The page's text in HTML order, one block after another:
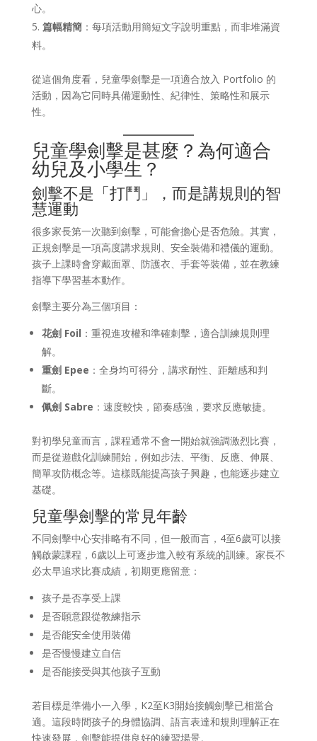
心。
篇幅精簡：每項活動用簡短文字說明重點，而非堆滿資
料。
從這個角度看，兒童學劍擊是一項適合放入 Portfolio 的
活動，因為它同時具備運動性、紀律性、策略性和展示
性。
兒童學劍擊是甚麼？為何適合
幼兒及小學生？
劍擊不是「打鬥」，而是講規則的智
慧運動
很多家長第一次聽到劍擊，可能會擔心是否危險。其實，
正規劍擊是一項高度講求規則、安全裝備和禮儀的運動。
孩子上課時會穿戴面罩、防護衣、手套等裝備，並在教練
指導下學習基本動作。
劍擊主要分為三個項目：
花劍 Foil ：重視進攻權和準確刺擊，適合訓練規則理
解。
重劍 Epee ：全身均可得分，講求耐性、距離感和判
斷。
佩劍 Sabre ：速度較快，節奏感強，要求反應敏捷。
對初學兒童而言，課程通常不會一開始就強調激烈比賽，
而是從遊戲化訓練開始，例如步法、平衡、反應、伸展、
簡單攻防概念等。這樣既能提高孩子興趣，也能逐步建立
基礎。
兒童學劍擊的常見年齡
不同劍擊中心安排略有不同，但一般而言，4至6歲可以接
觸啟蒙課程，6歲以上可逐步進入較有系統的訓練。家長不
必太早追求比賽成績，初期更應留意：
孩子是否享受上課
是否願意跟從教練指示
是否能安全使用裝備
是否慢慢建立自信
是否能接受與其他孩子互動
若目標是準備小一入學，K2至K3開始接觸劍擊已相當合
適。這段時間孩子的身體協調、語言表達和規則理解正在
快速發展，劍擊能提供良好的練習場景。